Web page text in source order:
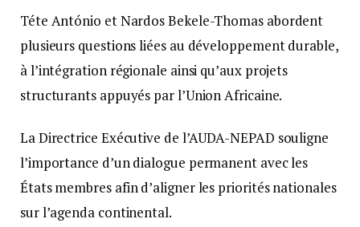
Téte António et Nardos Bekele-Thomas abordent
plusieurs questions liées au développement durable,
à l’intégration régionale ainsi qu’aux projets
structurants appuyés par l’Union Africaine.
La Directrice Exécutive de l’AUDA-NEPAD souligne
l’importance d’un dialogue permanent avec les
États membres afin d’aligner les priorités nationales
sur l’agenda continental.